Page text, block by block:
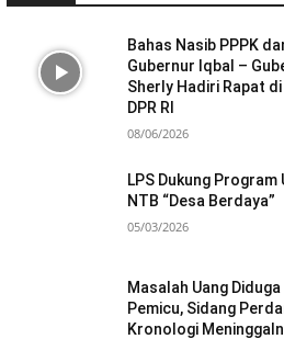
Bahas Nasib PPPK
Gubernur Iqbal –
Sherly Hadiri Rapat di
DPR RI
08/06/2026
LPS Dukung Program
NTB “Desa Berdaya”
05/03/2026
Masalah Uang
Pemicu, Sidang
Kronologi